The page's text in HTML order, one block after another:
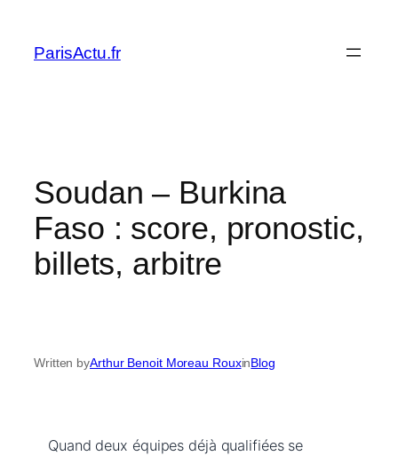
content
ParisActu.fr
Soudan – Burkina
Faso : score, pronostic,
billets, arbitre
Written byArthur Benoit Moreau RouxinBlog
Quand deux équipes déjà qualifiées se